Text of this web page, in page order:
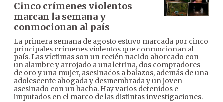
Cinco crímenes violentos
marcan la semana y
conmocionan al país
La primera semana de agosto estuvo marcada por cinco
principales crímenes violentos que conmocionan al
país. Las víctimas son un recién nacido ahorcado con
un alambre y arrojado a una letrina, dos compradores
de oro y una mujer, asesinados a balazos, además de una
adolescente ahogada y desmembrada y un joven
asesinado con un hacha. Hay varios detenidos e
imputados en el marco de las distintas investigaciones.